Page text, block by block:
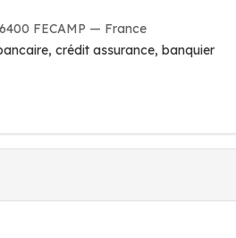
FECAMP — France
crédit assurance, banquier